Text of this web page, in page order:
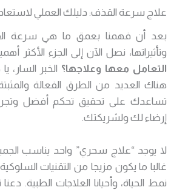
علاج سرعة القذف: دليلك العملي
بعد أن فهمنا بعمق ما هي سرعة
وتأثيراتها، نصل الآن إلى الجزء الأكثر
التعامل معها وعلاجها؟ الخبر السار،
هناك العديد من الطرق الفعالة
تساعدك على تحقيق تحكم أفضل
إرضاء لك ولشريكتك.
لا يوجد “علاج سحري” واحد يناسب
غالبا ما يكون مزيجا من التقنيات
نمط الحياة، وأحيانا العلاجات الطبية.